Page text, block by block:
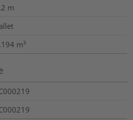
m
m³